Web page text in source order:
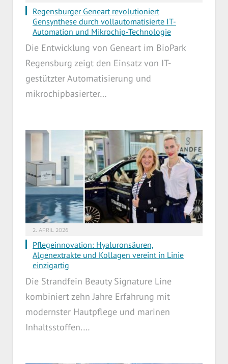
Regensburger Geneart revolutioniert
Gensynthese durch vollautomatisierte IT-
Automation und Mikrochip-Technologie
Die Entwicklung von Geneart im BioPark
Regensburg zeigt den Einsatz von IT-
gestützter Automatisierung und
mikrochipbasierter…
2. APRIL 2026
Pflegeinnovation: Hyaluronsäuren,
Algenextrakte und Kollagen vereint in Linie
einzigartig
Die Strandfein Beauty Signature Line
kombiniert zehn Jahre Erfahrung mit
modernster Hautpflege und marinen
Inhaltsstoffen.…